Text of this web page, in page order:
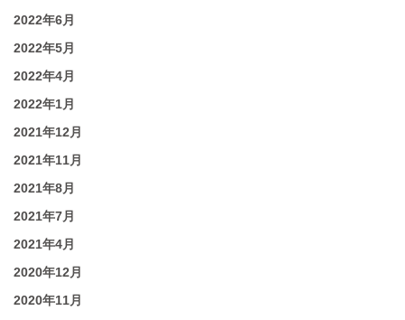
2022年6月
2022年5月
2022年4月
2022年1月
2021年12月
2021年11月
2021年8月
2021年7月
2021年4月
2020年12月
2020年11月